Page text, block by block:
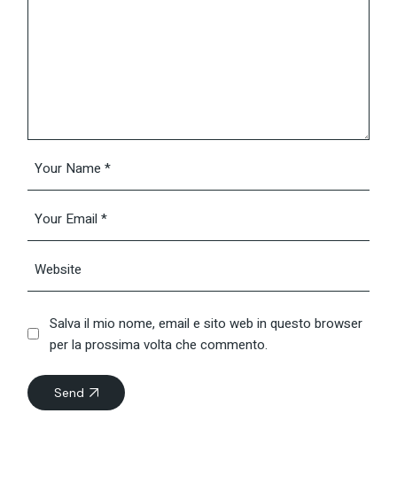
Salva il mio nome, email e sito web in questo browser
per la prossima volta che commento.
Send